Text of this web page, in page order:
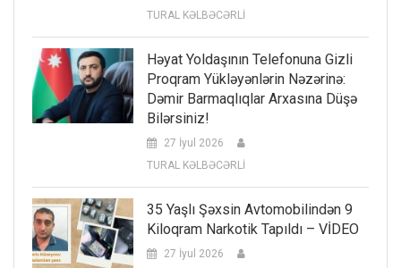
TURAL KƏLBƏCƏRLİ
Həyat Yoldaşının Telefonuna Gizli
Proqram Yükləyənlərin Nəzərinə:
Dəmir Barmaqlıqlar Arxasına Düşə
Bilərsiniz!
27 İyul 2026
TURAL KƏLBƏCƏRLİ
35 Yaşlı Şəxsin Avtomobilindən 9
Kiloqram Narkotik Tapıldı – VİDEO
27 İyul 2026